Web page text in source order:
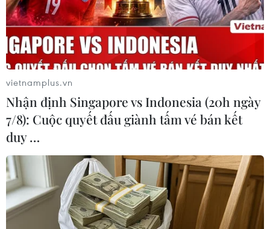
Giang), Chau Chan Nô tìm cách vượt biên chạy sang
Campuchia lẩn trốn nhưng đã bị lực lượng chức năng
bắt giữ ở khu vực biên giới.
vietnamplus.vn
Nhận định Singapore vs Indonesia (20h ngày
7/8): Cuộc quyết đấu giành tấm vé bán kết
duy …